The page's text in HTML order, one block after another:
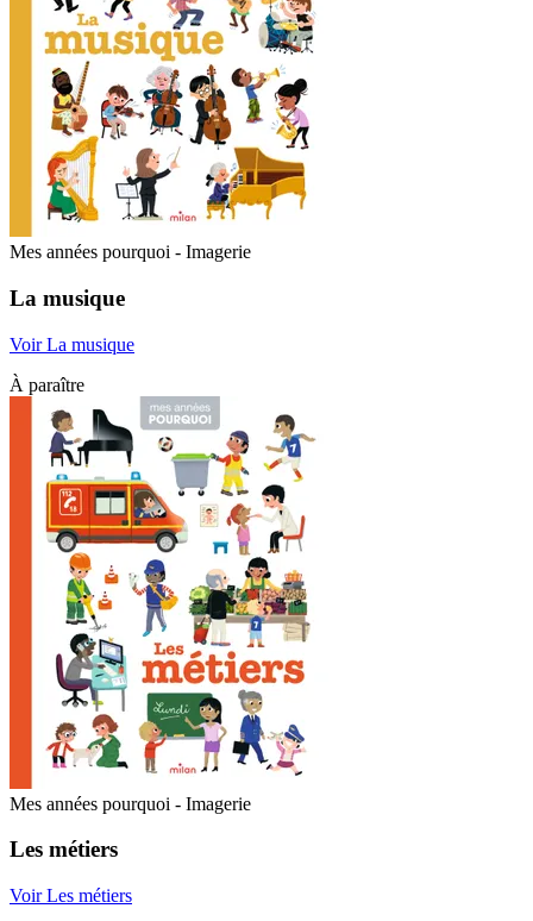
Mes années pourquoi - Imagerie
La musique
Voir La musique
À paraître
Mes années pourquoi - Imagerie
Les métiers
Voir Les métiers